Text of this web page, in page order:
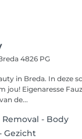
4826 PG
in Breda. In deze
jou! Eigenaresse
de...
Removal - Body
Gezicht